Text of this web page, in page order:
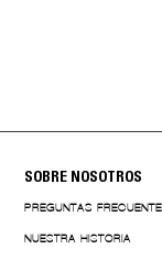
SOBRE NOSOTROS
PREGUNTAS
NUESTRA HISTORIA